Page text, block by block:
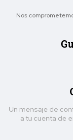
Nos
Un mensaje de
a tu cuenta de